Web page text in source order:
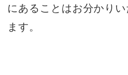
にあることはお分かり
ます。